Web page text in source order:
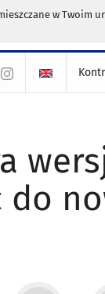
w Twoim
do